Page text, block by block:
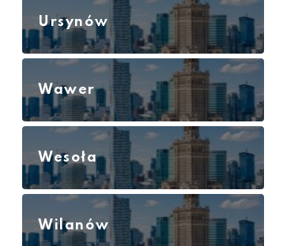
Ursynów
Wawer
Wesoła
Wilanów